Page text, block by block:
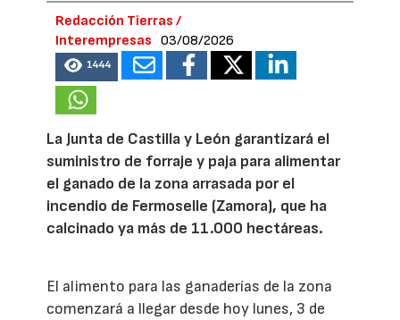
Redacción Tierras /
Interempresas
03/08/2026
1444
La Junta de Castilla y León garantizará el
suministro de forraje y paja para alimentar
el ganado de la zona arrasada por el
incendio de Fermoselle (Zamora), que ha
calcinado ya más de 11.000 hectáreas.
El alimento para las ganaderías de la zona
comenzará a llegar desde hoy lunes, 3 de